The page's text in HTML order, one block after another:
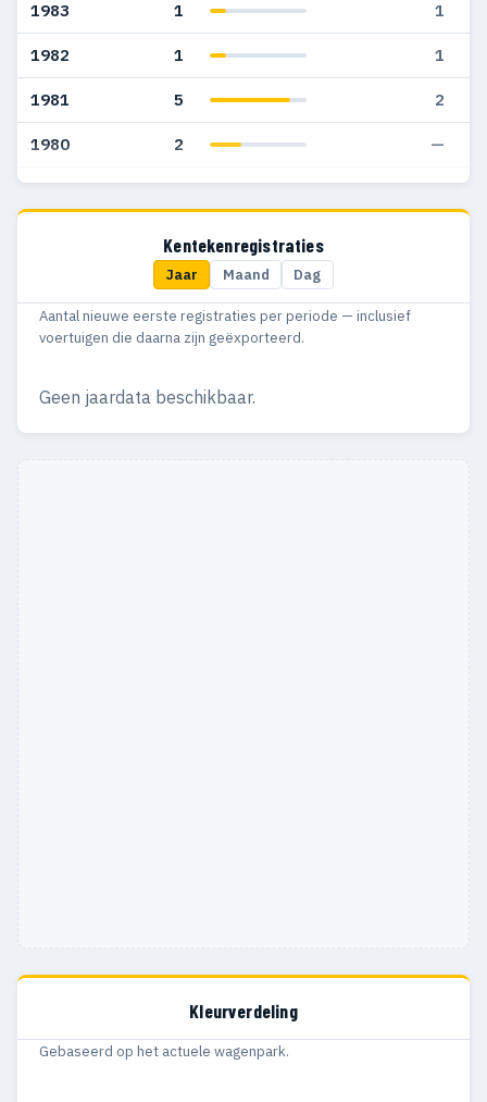
1983 1 1
1982 1 1
1981 5 2
1980 2 —
1979 2 —
6
Kentekenregistraties
Jaar Maand Dag
Aantal nieuwe eerste registraties per periode — inclusief
voertuigen die daarna zijn geëxporteerd.
Geen jaardata beschikbaar.
Kleurverdeling
Gebaseerd op het actuele wagenpark.